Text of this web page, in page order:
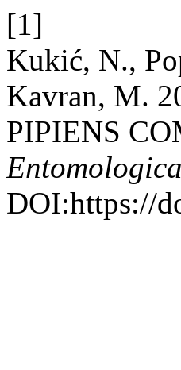
[1]
Kukić, N.,
Kavran, M.
PIPIENS
DOI:https://